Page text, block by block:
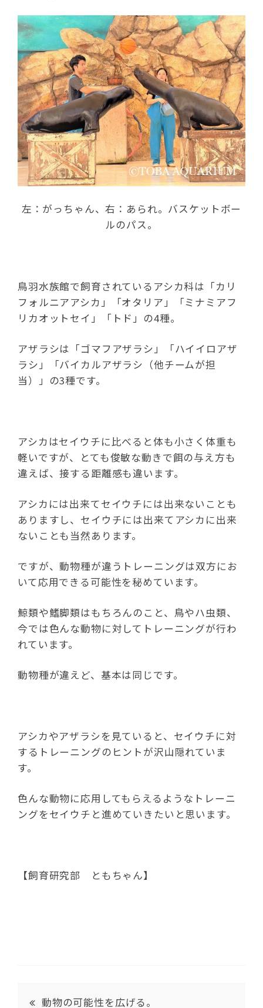
左：がっちゃん、右：あられ。バスケットボー
ルのパス。
鳥羽水族館で飼育されているアシカ科は「カリ
フォルニアアシカ」「オタリア」「ミナミアフ
リカオットセイ」「トド」の4種。
アザラシは「ゴマフアザラシ」「ハイイロアザ
ラシ」「バイカルアザラシ（他チームが担
当）」の3種です。
アシカはセイウチに比べると体も小さく体重も
軽いですが、とても俊敏な動きで餌の与え方も
違えば、接する距離感も違います。
アシカには出来てセイウチには出来ないことも
ありますし、セイウチには出来てアシカに出来
ないことも当然あります。
ですが、動物種が違うトレーニングは双方にお
いて応用できる可能性を秘めています。
鯨類や鰭脚類はもちろんのこと、鳥やハ虫類、
今では色んな動物に対してトレーニングが行わ
れています。
動物種が違えど、基本は同じです。
アシカやアザラシを見ていると、セイウチに対
するトレーニングのヒントが沢山隠れていま
す。
色んな動物に応用してもらえるようなトレーニ
ングをセイウチと進めていきたいと思います。
【飼育研究部 ともちゃん】
動物の可能性を広げる。